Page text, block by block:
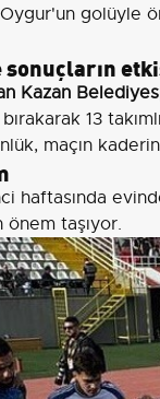
golüyle
Kazan
13
maçın
haftasında
önem taşıyor.